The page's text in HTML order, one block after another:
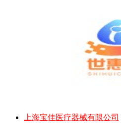
上海宝佳医疗器械有限公司